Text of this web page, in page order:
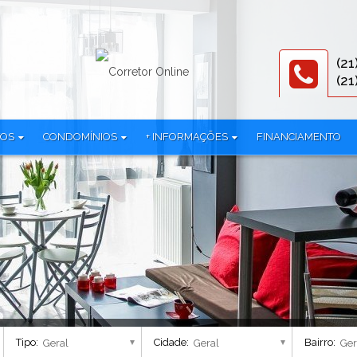
(1)
(24)
(38)
(3)
CONDOMÍNIOS
3R Offices (1)
786 Prudente (2)
All Jardim Oceânico (1)
Alma Carioca - Breve Lançamento (4)
Alma Ipanema - Residencial (1)
AmÉricas 19 Cury (1)
Américas Club Residence - Fase 1 (1)
Américas Club Residence - Fase 2 (1)
Aqua Village Residence Club - Residencial (3)
Arte Botânica - Lojas (2)
+ INFORMAÇÕES
Documentos
Equipe
Política de privacidade
FINANCIAMENTO
Tipo: Cidade: Bairro: